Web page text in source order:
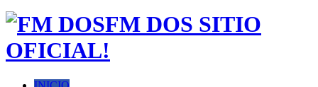
FM DOS SITIO
OFICIAL!